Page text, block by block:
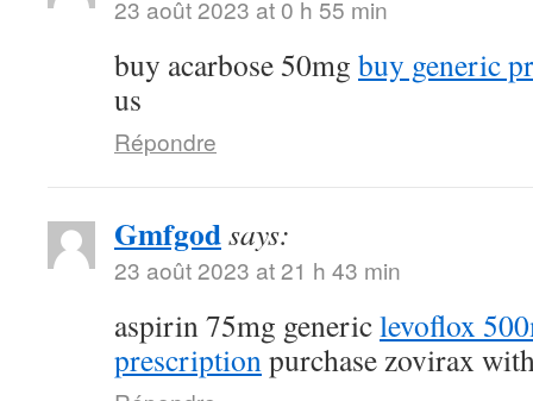
23 août 2023 at 0 h 55 min
buy acarbose 50mg buy generic
us
Répondre
Gmfgodsays:
23 août 2023 at 21 h 43 min
aspirin 75mg genericlevoflox
prescriptionpurchase zovirax